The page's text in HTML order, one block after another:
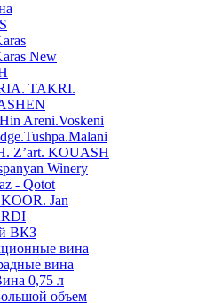
New
TAKRI.
Areni.Voskeni
Z’art. KOUASH
Winery
- Qotot
Jan
ВКЗ
вина
вина
0,75 л
объем